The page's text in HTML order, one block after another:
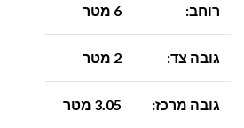
רוחב: 6 מטר
גובה צד: 2 מטר
גובה מרכז: 3.05 מטר